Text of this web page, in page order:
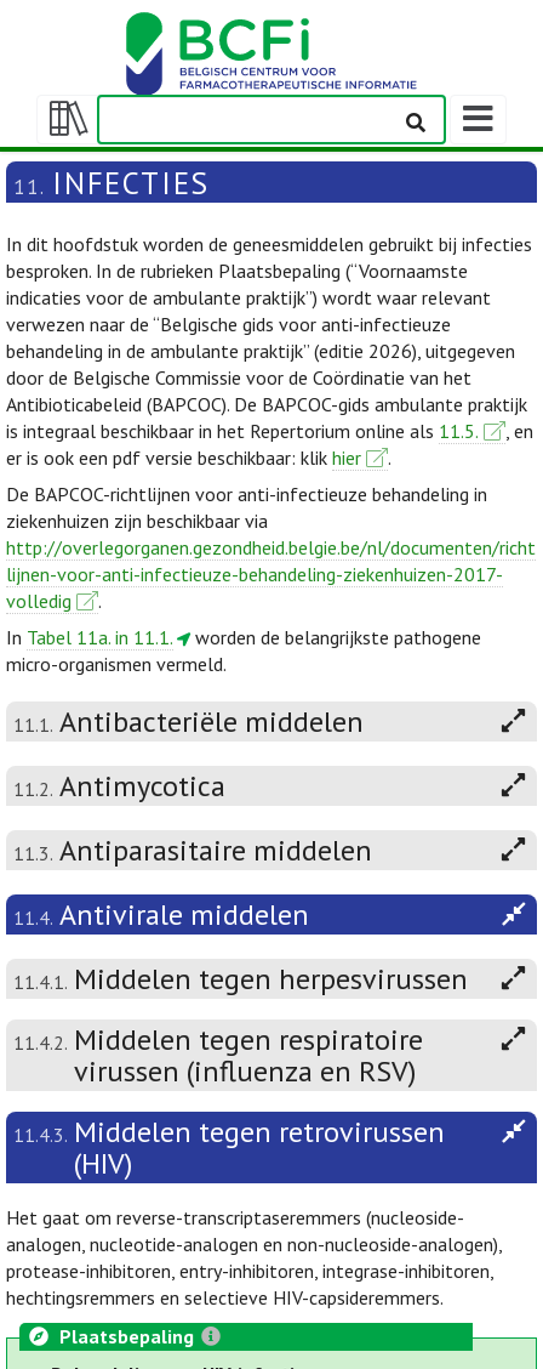
Weergeven/verbergen
inhoudstafel
11. INFECTIES
In dit hoofdstuk worden de geneesmiddelen gebruikt bij infecties
besproken. In de rubrieken Plaatsbepaling (“Voornaamste
indicaties voor de ambulante praktijk”) wordt waar relevant
verwezen naar de “Belgische gids voor anti-infectieuze
behandeling in de ambulante praktijk” (editie 2026), uitgegeven
door de Belgische Commissie voor de Coördinatie van het
Antibioticabeleid (BAPCOC). De BAPCOC-gids ambulante praktijk
is integraal beschikbaar in het Repertorium online als 11.5.
, en
er is ook een pdf versie beschikbaar: klik hier
.
De BAPCOC-richtlijnen voor anti-infectieuze behandeling in
ziekenhuizen zijn beschikbaar via
http://overlegorganen.gezondheid.belgie.be/nl/documenten/richt
lijnen-voor-anti-infectieuze-behandeling-ziekenhuizen-2017-
volledig
.
In Tabel 11a. in 11.1.
worden de belangrijkste pathogene
micro-organismen vermeld.
11.1. Antibacteriële middelen
11.2. Antimycotica
11.3. Antiparasitaire middelen
11.4. Antivirale middelen
11.4.1. Middelen tegen herpesvirussen
11.4.2. Middelen tegen respiratoire
virussen (influenza en RSV)
11.4.3. Middelen tegen retrovirussen
(HIV)
Het gaat om reverse-transcriptaseremmers (nucleoside-
analogen, nucleotide-analogen en non-nucleoside-analogen),
protease-inhibitoren, entry-inhibitoren, integrase-inhibitoren,
hechtingsremmers en selectieve HIV-capsideremmers.
Plaatsbepaling